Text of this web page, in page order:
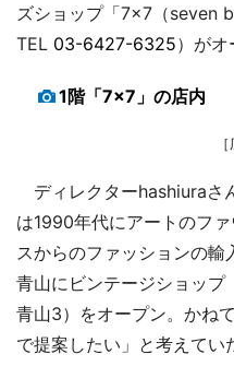
ズショップ「7×7（seven
TEL 03-6427-6325）がオ
1階「7×7」の店内
ディレクターhashiuraさ
は1990年代にアートのフ
スからのファッションの
青山にビンテージショッ
青山3）をオープン。かね
で提案したい」と考えてい